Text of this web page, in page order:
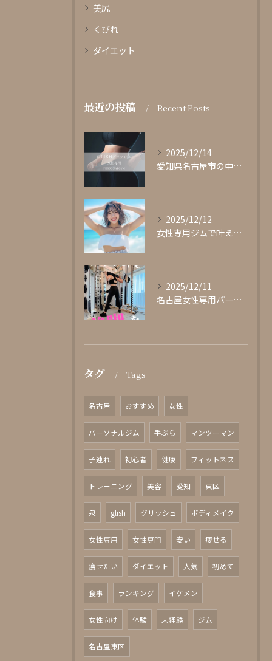
美尻
くびれ
ダイエット
最近の投稿 Recent Posts
2025/12/14
愛知県名古屋市の中心部に位置する女性専用パーソナルジムgli...
2025/12/12
女性専用ジムで叶える理想の体型作り
2025/12/11
名古屋女性専用パーソナルジムglishグリッシュ
タグ Tags
名古屋 おすすめ 女性
パーソナルジム 手ぶら マンツーマン
子連れ 初心者 健康 フィットネス
トレーニング 美容 愛知 東区
泉 glish グリッシュ ボディメイク
女性専用 女性専門 安い 痩せる
痩せたい ダイエット 人気 初めて
食事 ランキング イケメン
女性向け 体験 未経験 ジム
名古屋東区